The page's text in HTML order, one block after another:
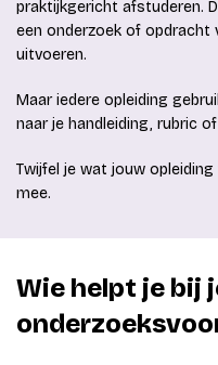
praktijkgericht afstuderen.
een onderzoek of
uitvoeren.
Maar iedere opleiding
naar je handleiding, rubric
Twijfel je wat jouw
mee.
Wie helpt je bij